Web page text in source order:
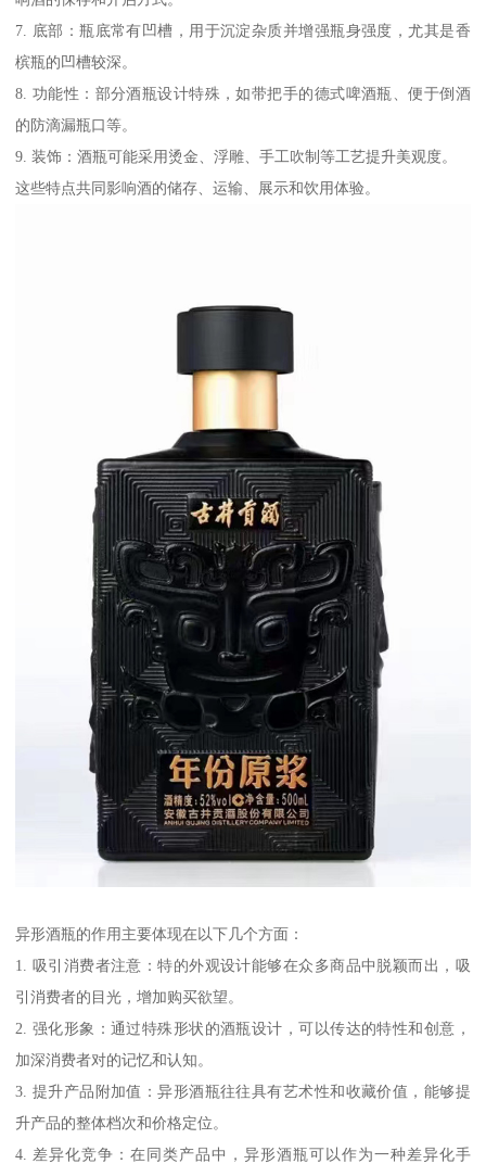
7. 底部：瓶底常有凹槽，用于沉淀杂质并增强瓶身强度，尤其是香
槟瓶的凹槽较深。
8. 功能性：部分酒瓶设计特殊，如带把手的德式啤酒瓶、便于倒酒
的防滴漏瓶口等。
9. 装饰：酒瓶可能采用烫金、浮雕、手工吹制等工艺提升美观度。
这些特点共同影响酒的储存、运输、展示和饮用体验。
异形酒瓶的作用主要体现在以下几个方面：
1. 吸引消费者注意：特的外观设计能够在众多商品中脱颖而出，吸
引消费者的目光，增加购买欲望。
2. 强化形象：通过特殊形状的酒瓶设计，可以传达的特性和创意，
加深消费者对的记忆和认知。
3. 提升产品附加值：异形酒瓶往往具有艺术性和收藏价值，能够提
升产品的整体档次和价格定位。
4. 差异化竞争：在同类产品中，异形酒瓶可以作为一种差异化手